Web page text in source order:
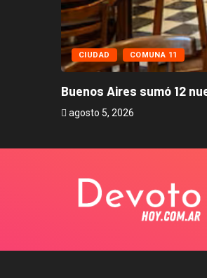
CIUDAD COMUNA 11
Buenos Aires sumó 12
agosto 5, 2026